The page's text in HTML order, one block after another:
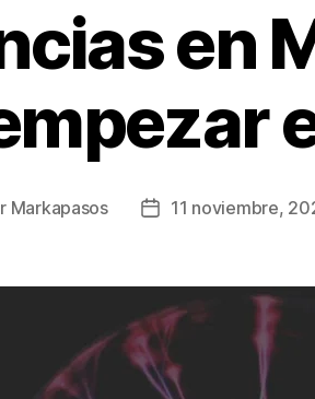
en
Markapasos 11 noviembre,